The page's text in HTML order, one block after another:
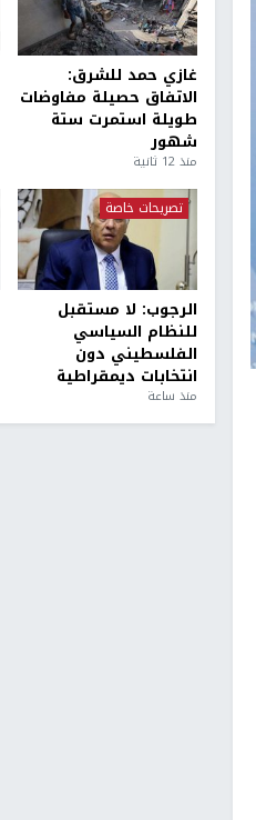
غازي حمد للشرق:
الاتفاق حصيلة مفاوضات
طويلة استمرت ستة
شهور
منذ 12 ثانية
تصريحات خاصة
الرجوب: لا مستقبل
للنظام السياسي
الفلسطيني دون
انتخابات ديمقراطية
منذ ساعة